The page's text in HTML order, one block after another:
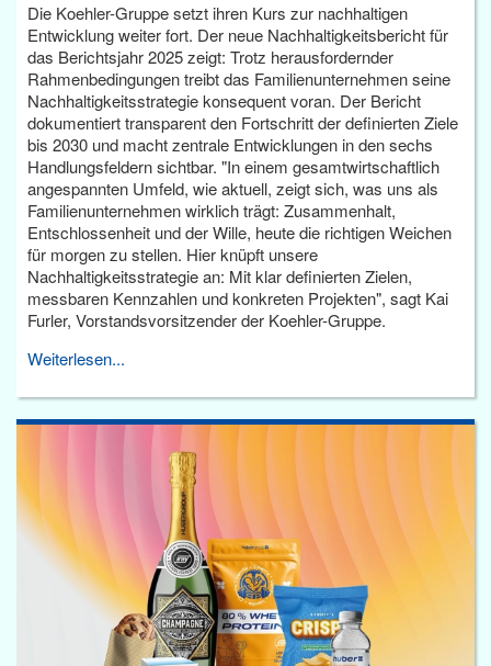
Die Koehler-Gruppe setzt ihren Kurs zur nachhaltigen
Entwicklung weiter fort. Der neue Nachhaltigkeitsbericht für
das Berichtsjahr 2025 zeigt: Trotz herausfordernder
Rahmenbedingungen treibt das Familienunternehmen seine
Nachhaltigkeitsstrategie konsequent voran. Der Bericht
dokumentiert transparent den Fortschritt der definierten Ziele
bis 2030 und macht zentrale Entwicklungen in den sechs
Handlungsfeldern sichtbar. "In einem gesamtwirtschaftlich
angespannten Umfeld, wie aktuell, zeigt sich, was uns als
Familienunternehmen wirklich trägt: Zusammenhalt,
Entschlossenheit und der Wille, heute die richtigen Weichen
für morgen zu stellen. Hier knüpft unsere
Nachhaltigkeitsstrategie an: Mit klar definierten Zielen,
messbaren Kennzahlen und konkreten Projekten", sagt Kai
Furler, Vorstandsvorsitzender der Koehler-Gruppe.
Weiterlesen...